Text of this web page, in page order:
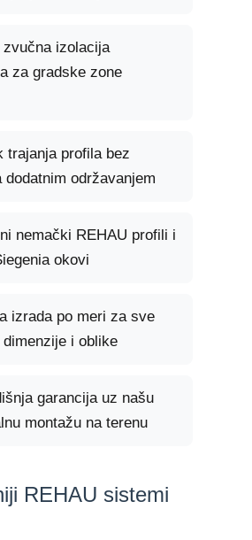
izolacija
za gradske zone
trajanja profila bez
dodatnim održavanjem
nemački REHAU profili i
okovi
izrada po meri za sve
i oblike
garancija uz našu
montažu na terenu
REHAU sistemi